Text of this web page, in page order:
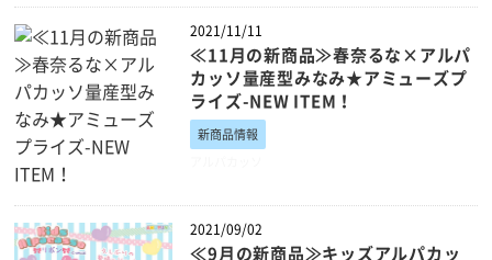
2021/11/11
≪11月の新商品≫春奈るな×アルパ
カッソ量産型みなみ★アミューズプ
ライズ-NEW ITEM！
新商品情報
2021/09/02
≪9月の新商品≫キッズアルパカッ